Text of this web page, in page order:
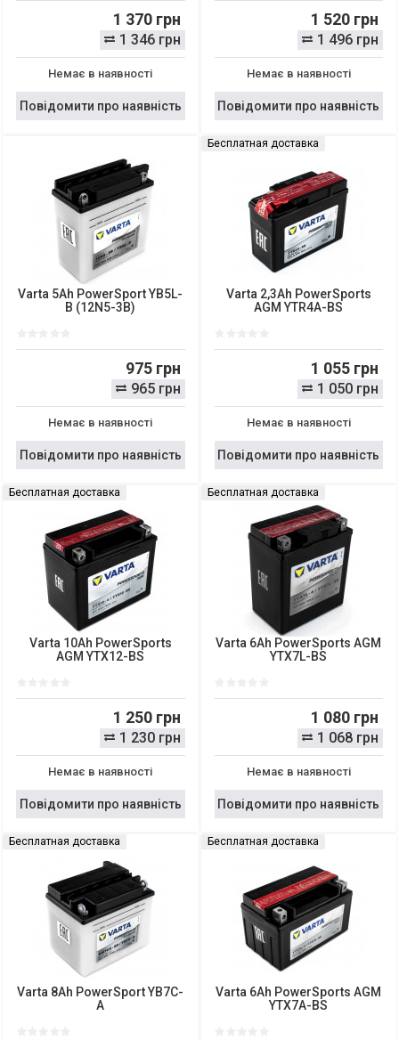
1 370 грн
1 346 грн
Немає в наявності
Повідомити про наявність
1 520 грн
1 496 грн
Немає в наявності
Повідомити про наявність
Varta 5Ah PowerSport YB5L-
B (12N5-3B)
975 грн
965 грн
Немає в наявності
Повідомити про наявність
Бесплатная доставка
Varta 2,3Ah PowerSports
AGM YTR4A-BS
1 055 грн
1 050 грн
Немає в наявності
Повідомити про наявність
Бесплатная доставка
Varta 10Ah PowerSports
AGM YTX12-BS
1 250 грн
1 230 грн
Немає в наявності
Повідомити про наявність
Бесплатная доставка
Varta 6Ah PowerSports AGM
YTX7L-BS
1 080 грн
1 068 грн
Немає в наявності
Повідомити про наявність
Бесплатная доставка
Varta 8Ah PowerSport YB7C-
A
Бесплатная доставка
Varta 6Ah PowerSports AGM
YTX7A-BS